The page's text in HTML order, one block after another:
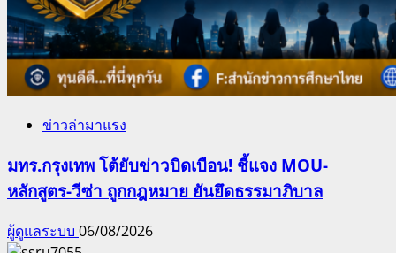
ข่าวล่ามาแรง
มทร.กรุงเทพ โต้ยับข่าวบิดเบือน! ชี้แจง MOU-
หลักสูตร-วีซ่า ถูกกฎหมาย ยันยึดธรรมาภิบาล
ผู้ดูแลระบบ 06/08/2026